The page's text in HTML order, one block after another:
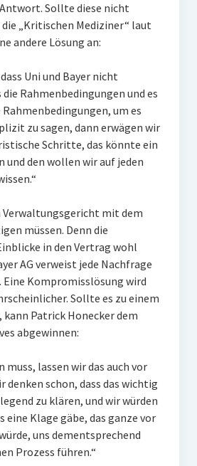
Sollte diese nicht
„Kritischen Mediziner“ laut
andere Lösung an:
Uni und Bayer nicht
Rahmenbedingungen und es
um es
zu sagen, dann erwägen wir
Schritte, das könnte ein
und den wollen wir auf jeden
Verwaltungsgericht mit dem
müssen. Denn die
in den Vertrag wohl
AG verweist jede Nachfrage
Eine Kompromisslösung wird
Sollte es zu einem
Patrick Honecker dem
abgewinnen:
muss, lassen wir das auch vor
denken schon, dass das wichtig
zu klären, und wir würden
eine Klage gäbe, das ganze vor
uns dementsprechend
Prozess führen.“